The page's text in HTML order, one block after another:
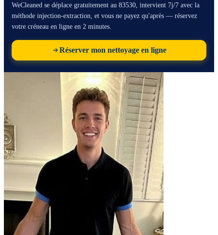
WeCleaned se déplace gratuitement au 83530, intervient 7j/7 avec la
méthode injection-extraction, et vous ne payez qu'après — réservez
votre créneau en ligne en 2 minutes.
Réserver mon nettoyage en ligne